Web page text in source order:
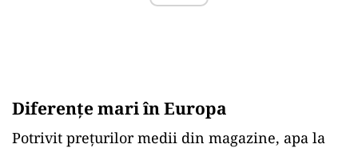
Diferențe mari în Europa
Potrivit prețurilor medii din magazine, apa la